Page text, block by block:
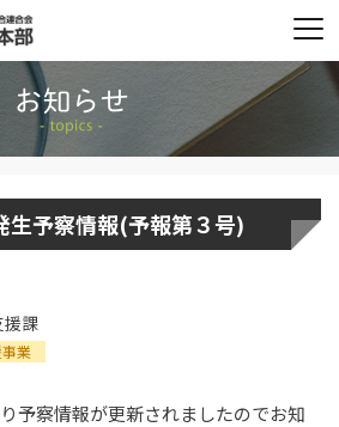
生予察情報(予報第３号)
援課
業
予察情報が更新されましたのでお知